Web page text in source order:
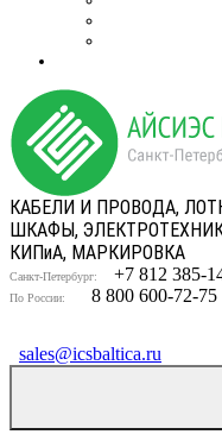
КАБЕЛИ И ПРОВОДА,
ШКАФЫ,
КИПиА, МАРКИРОВКА
Санкт-Петербург: +7 812 385-
По России: 8 800 600-72-75
sales@icsbaltica.ru